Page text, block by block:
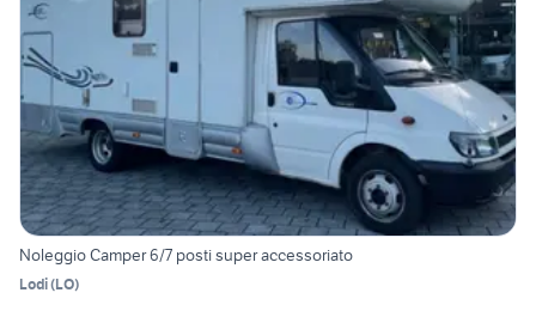
Noleggio Camper 6/7 posti super accessoriato
Lodi(LO)